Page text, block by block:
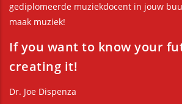
gediplomeerde muziekdocent in jouw
maak muziek!
If you want to know your
creating it!
Dr. Joe Dispenza